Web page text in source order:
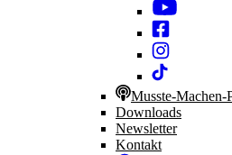
Musste-Machen-
Downloads
Newsletter
Kontakt